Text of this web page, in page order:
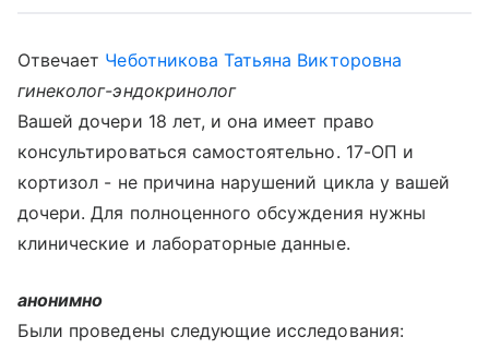
Отвечает Чеботникова Татьяна Викторовна
гинеколог-эндокринолог
Вашей дочери 18 лет, и она имеет право
консультироваться самостоятельно. 17-ОП и
кортизол - не причина нарушений цикла у вашей
дочери. Для полноценного обсуждения нужны
клинические и лабораторные данные.
анонимно
Были проведены следующие исследования: